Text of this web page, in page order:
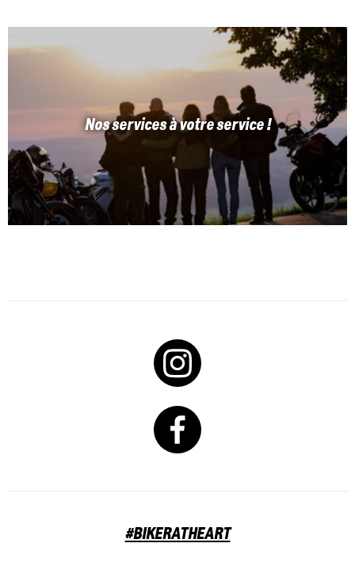
Nos services à votre service !
#BIKERATHEART